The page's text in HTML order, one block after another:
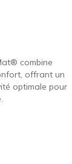
combine
offrant un
optimale pour